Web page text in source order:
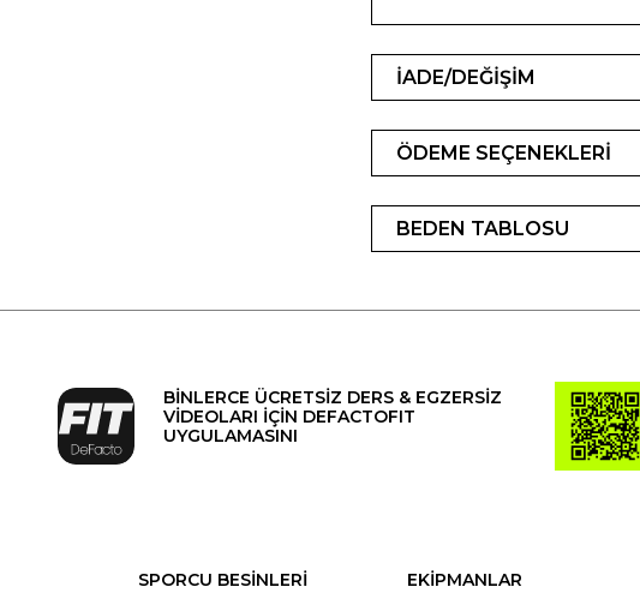
İADE/DEĞİŞİM
ÖDEME SEÇENEKLERİ
BEDEN TABLOSU
BİNLERCE ÜCRETSİZ DERS & EGZERSİZ
VİDEOLARI İÇİN DEFACTOFIT
UYGULAMASINI
SPORCU BESİNLERİ
EKİPMANLAR